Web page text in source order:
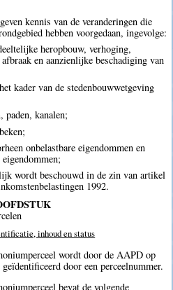
kennis van de veranderingen die
hebben voorgedaan, ingevolge:
heropbouw, verhoging,
en aanzienlijke beschadiging van
kader van de stedenbouwwetgeving
paden, kanalen;
onbelastbare eigendommen en
wordt beschouwd in de zin van artikel
1992.
inhoud en status
wordt door de AAPD op
door een perceelnummer.
bevat de volgende